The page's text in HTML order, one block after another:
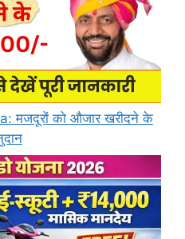
मजदूरों को औजार खरीदने के